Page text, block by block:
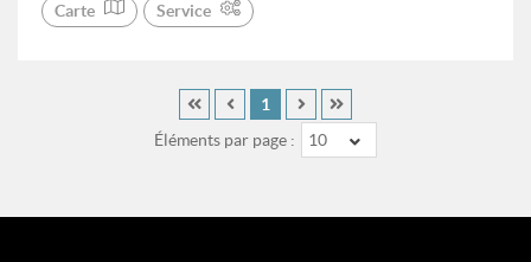
Carte Service
Éléments par page : 10
1